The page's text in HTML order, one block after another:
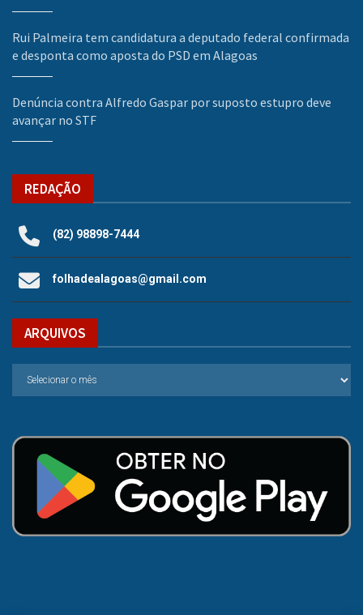
Rui Palmeira tem candidatura a deputado federal confirmada
e desponta como aposta do PSD em Alagoas
Denúncia contra Alfredo Gaspar por suposto estupro deve
avançar no STF
REDAÇÃO
(82) 98898-7444
folhadealagoas@gmail.com
ARQUIVOS